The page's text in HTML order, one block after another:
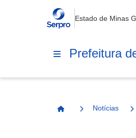
Estado de Minas
Prefeitura
Página Inicial
Notícias